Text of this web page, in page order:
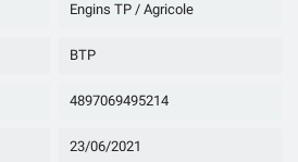
Engins TP / Agricole
BTP
4897069495214
23/06/2021